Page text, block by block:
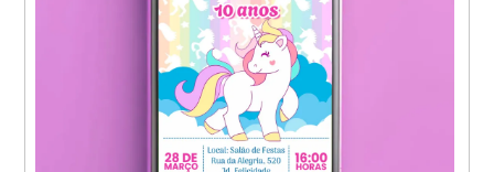
Templates Editáveis Canva